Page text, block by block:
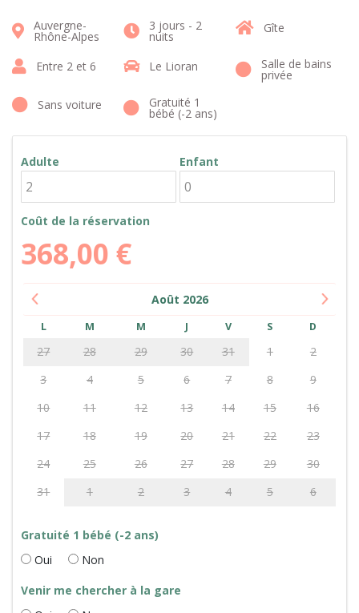
Auvergne-
Rhône-Alpes
3 jours - 2
nuits
Gîte
Entre 2 et 6 Le Lioran Salle de bains
privée
Sans voiture
Gratuité 1
bébé (-2 ans)
Adulte Enfant
Coût de la réservation
368,00 €
Août 2026
L M M J V S D
27 28 29 30 31 1
2
3
4 5 6 7 8
9
10
11 12 13 14 15
16
17
18 19 20 21 22
23
24
25 26 27 28 29
30
31
1 2 3 4 5 6
Gratuité 1 bébé (-2 ans)
Oui
Non
Venir me chercher à la gare